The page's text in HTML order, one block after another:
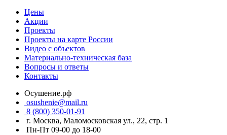
Цены
Акции
Проекты
Проекты на карте России
Видео с объектов
Материально-техническая база
Вопросы и ответы
Контакты
Осушение.рф
osushenie@mail.ru
8 (800) 350-01-91
г. Москва, Маломосковская ул., 22, стр. 1
Пн-Пт 09-00 до 18-00